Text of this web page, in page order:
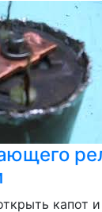
капот